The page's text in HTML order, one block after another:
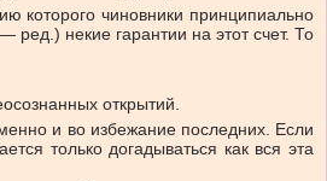
которого чиновники принципиально
некие гарантии на этот счет. То
открытий.
и во избежание последних. Если
только догадываться как вся эта